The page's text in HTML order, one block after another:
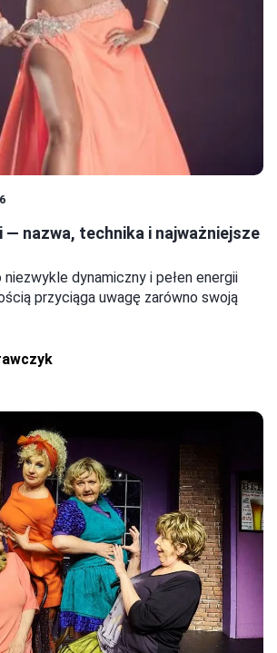
— nazwa, technika i najważniejsze
dynamiczny i pełen energii
przyciąga uwagę zarówno swoją